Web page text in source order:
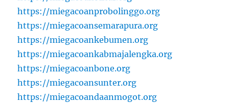
https://miegacoanprobolinggo.org
https://miegacoansemarapura.org
https://miegacoankebumen.org
https://miegacoankabmajalengka.org
https://miegacoanbone.org
https://miegacoansunter.org
https://miegacoandaanmogot.org